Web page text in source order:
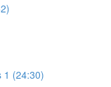
1 (24:30)